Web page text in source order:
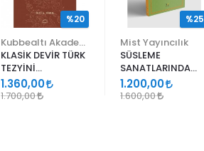
KLASİK DEVİR TÜRK
TEZYİNİ
SANATLARINDA
DESEN
1.360,00
1.700,00
%20
Mist Yayıncılık
SÜSLEME
SANATLARINDA
GEÇMELER
1.200,00
1.600,00
%25